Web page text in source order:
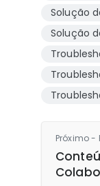
Solução
Solução
Próximo -